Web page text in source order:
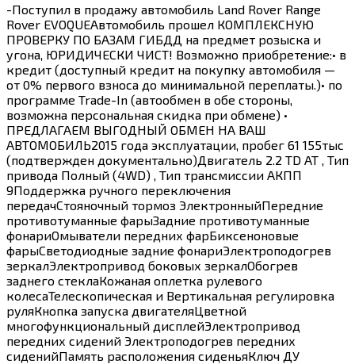
-Поступил в продажу автомобиль Land Rover Range
Rover EVOQUEАвтомобиль прошел КОМПЛЕКСНУЮ
ПРОВЕРКУ ПО БАЗАМ ГИБДД на предмет розыска и
угона, ЮРИДИЧЕСКИ ЧИСТ! Возможно приобретение:• в
кредит (доступный кредит на покупку автомобиля —
от 0% первого взноса до минимальной переплаты.)• по
программе Trade-In (автообмен в обе стороны,
возможна персональная скидка при обмене) •
ПРЕДЛАГАЕМ ВЫГОДНЫЙ ОБМЕН НА ВАШ
АВТОМОБИЛЬ2015 года эксплуатации, пробег 61 155тыс
(подтвержден документально)Двигатель 2.2 TD AT , Тип
привода Полный (4WD) , Тип трансмиссии АКПП
9Поддержка ручного переключения
передачСтояночный тормоз ЭлектронныйПередние
противотуманные фарыЗадние противотуманные
фонариОмыватели передних фарБиксеноновые
фарыCветодиодные задние фонариЭлектроподогрев
зеркалЭлектропривод боковых зеркалОбогрев
заднего стеклаКожаная оплетка рулевого
колесаТелескопическая и Вертикальная регулировка
руляКнопка запуска двигателяЦветной
многофункциональный дисплейЭлектропривод
передних сидений Электроподогрев передних
сиденийПамять расположения сиденьяКлюч ДУ